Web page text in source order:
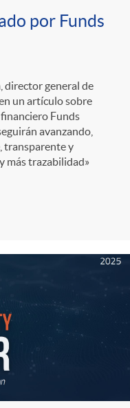
por Funds
director general de
un artículo sobre
Funds
avanzando,
transparente y
más trazabilidad»